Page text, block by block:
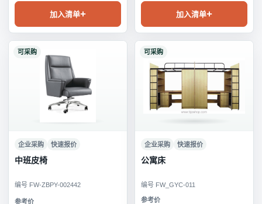
加入清单 加入清单
可采购
企业采购 快速报价
中班皮椅
编号 FW-ZBPY-002442
可采购
企业采购 快速报价
公寓床
编号 FW_GYC-011